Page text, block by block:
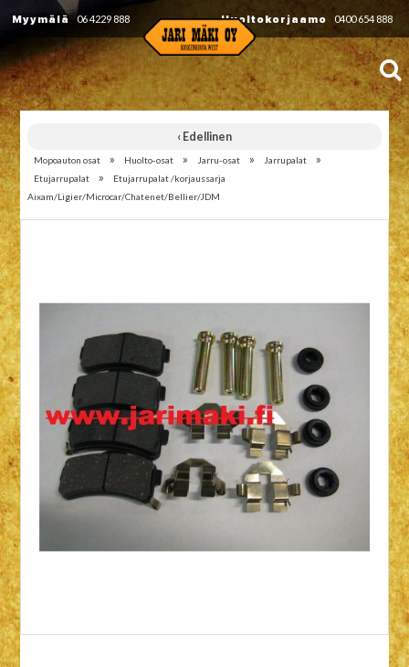
Myymälä 06 4229 888 Huoltokorjaamo 0400 654 888
‹ Edellinen
Mopoauton osat » Huolto-osat » Jarru-osat » Jarrupalat »
Etujarrupalat »
Etujarrupalat /korjaussarja
Aixam/Ligier/Microcar/Chatenet/Bellier/JDM